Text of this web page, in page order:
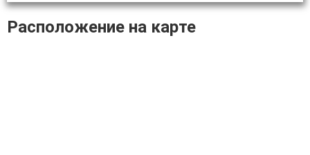
Расположение на карте